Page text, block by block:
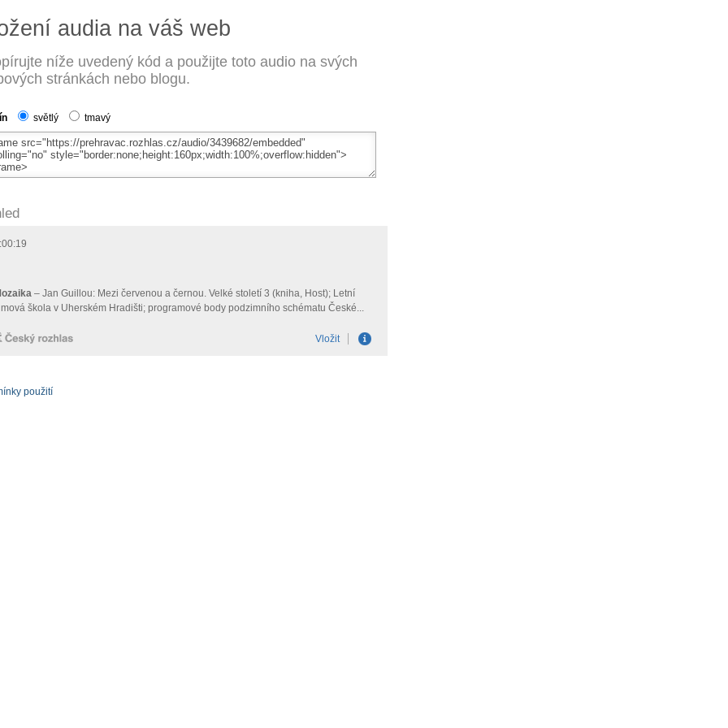
audia na váš web
níže uvedený kód a použijte toto audio na svých
stránkách nebo blogu.
světlý tmavý
použití